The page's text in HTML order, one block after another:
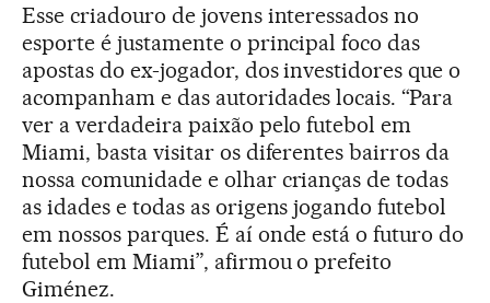
Esse criadouro de jovens interessados no
esporte é justamente o principal foco das
apostas do ex-jogador, dos investidores que o
acompanham e das autoridades locais. “Para
ver a verdadeira paixão pelo futebol em
Miami, basta visitar os diferentes bairros da
nossa comunidade e olhar crianças de todas
as idades e todas as origens jogando futebol
em nossos parques. É aí onde está o futuro do
futebol em Miami”, afirmou o prefeito
Giménez.